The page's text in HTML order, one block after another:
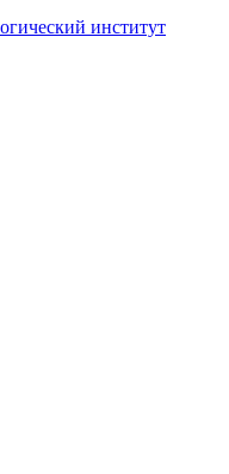
институт